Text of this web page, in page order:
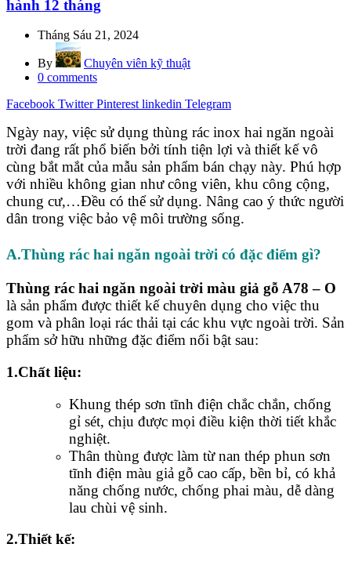
hành 12 tháng
Tháng Sáu 21, 2024
By
Chuyên viên kỹ thuật
0 comments
Facebook Twitter Pinterest linkedin Telegram
Ngày nay, việc sử dụng thùng rác inox hai ngăn ngoài
trời đang rất phổ biến bởi tính tiện lợi và thiết kế vô
cùng bắt mắt của mẫu sản phẩm bán chạy này. Phú hợp
với nhiều không gian như công viên, khu công cộng,
chung cư,…Đều có thể sử dụng. Nâng cao ý thức người
dân trong việc bảo vệ môi trường sống.
A.Thùng rác hai ngăn ngoài trời có đặc điểm gì?
Thùng rác hai ngăn ngoài trời màu giả gỗ A78 – O
là sản phẩm được thiết kế chuyên dụng cho việc thu
gom và phân loại rác thải tại các khu vực ngoài trời. Sản
phẩm sở hữu những đặc điểm nổi bật sau:
1.Chất liệu:
Khung thép sơn tĩnh điện chắc chắn, chống
gỉ sét, chịu được mọi điều kiện thời tiết khắc
nghiệt.
Thân thùng được làm từ nan thép phun sơn
tĩnh điện màu giả gỗ cao cấp, bền bỉ, có khả
năng chống nước, chống phai màu, dễ dàng
lau chùi vệ sinh.
2.Thiết kế: